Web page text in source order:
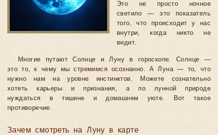
Это не просто ночное
светило — это показатель
того, что происходит у нас
внутри, когда никто не
видит.
Многие путают Солнце и Луну в гороскопе. Солнце —
это то, к чему мы стремимся осознанно. А Луна — то, что
нужно нам на уровне инстинктов. Можете сознательно
хотеть карьеры и признания, а по лунной природе
нуждаться в тишине и домашнем уюте. Вот такое
противоречие.
Зачем смотреть на Луну в карте